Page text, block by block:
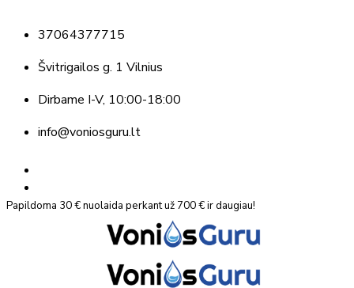
37064377715
Švitrigailos g. 1 Vilnius
Dirbame I-V, 10:00-18:00
info@voniosguru.lt
Papildoma 30 € nuolaida perkant už 700 € ir daugiau!